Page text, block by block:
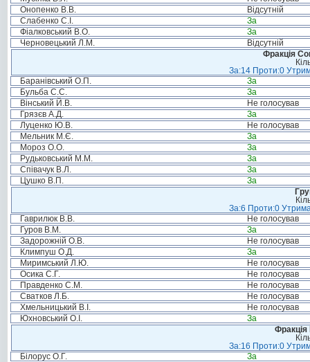
Онопенко В.В.
Відсутній
Слабенко С.І.
За
Фіалковський В.О.
За
Черновецький Л.М.
Відсутній
Фракція
За:14 Проти:0
Баранівський О.П.
За
Бульба С.С.
За
Вінський Й.В.
Не голосував
Грязєв А.Д.
За
Луценко Ю.В.
Не голосував
Мельник М.Є.
За
Мороз О.О.
За
Рудьковський М.М.
За
Співачук В.Л.
За
Цушко В.П.
За
За:6 Проти:0
Гаврилюк В.В.
Не голосував
Гуров В.М.
За
Задорожній О.В.
Не голосував
Климпуш О.Д.
За
Миримський Л.Ю.
Не голосував
Осика С.Г.
Не голосував
Правденко С.М.
Не голосував
Сватков Л.Б.
Не голосував
Хмельницький В.І.
Не голосував
Юхновський О.І.
За
За:16 Проти:0
Білорус О.Г.
За